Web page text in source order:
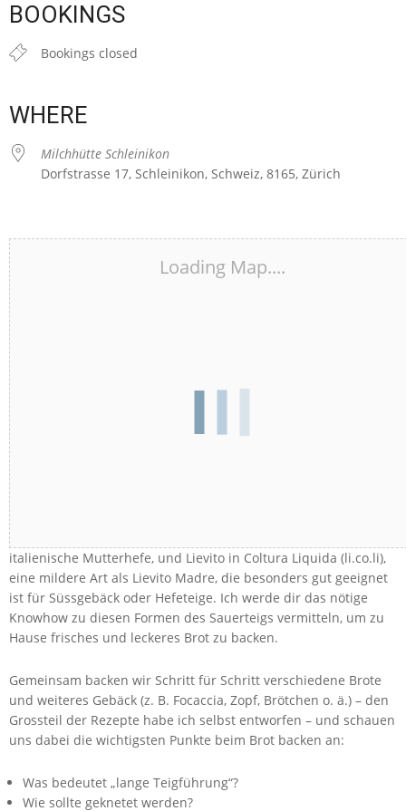
BOOKINGS
Bookings closed
WHERE
Milchhütte Schleinikon
Dorfstrasse 17, Schleinikon, Schweiz, 8165, Zürich
Loading Map....
In diesem Brotbackkurs dreht sich alles um Lievito Madre, eine
italienische Mutterhefe, und Lievito in Coltura Liquida (li.co.li),
eine mildere Art als Lievito Madre, die besonders gut geeignet
ist für Süssgebäck oder Hefeteige. Ich werde dir das nötige
Knowhow zu diesen Formen des Sauerteigs vermitteln, um zu
Hause frisches und leckeres Brot zu backen.
Gemeinsam backen wir Schritt für Schritt verschiedene Brote
und weiteres Gebäck (z. B. Focaccia, Zopf, Brötchen o. ä.) – den
Grossteil der Rezepte habe ich selbst entworfen – und schauen
uns dabei die wichtigsten Punkte beim Brot backen an:
Was bedeutet „lange Teigführung“?
Wie sollte geknetet werden?